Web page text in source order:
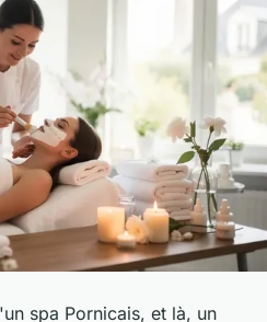
spa Pornicais, et là, un